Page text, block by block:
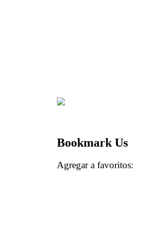
Bookmark Us
Agregar a